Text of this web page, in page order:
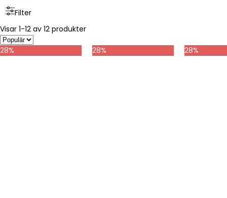
Filter
Visar 1-12 av 12 produkter
28% 28% 28%